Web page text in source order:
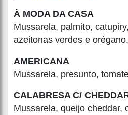
À MODA DA CASA
Mussarela, palmito,
azeitonas verdes e orégano.
AMERICANA
Mussarela, presunto,
CALABRESA C/
Mussarela, queijo cheddar,